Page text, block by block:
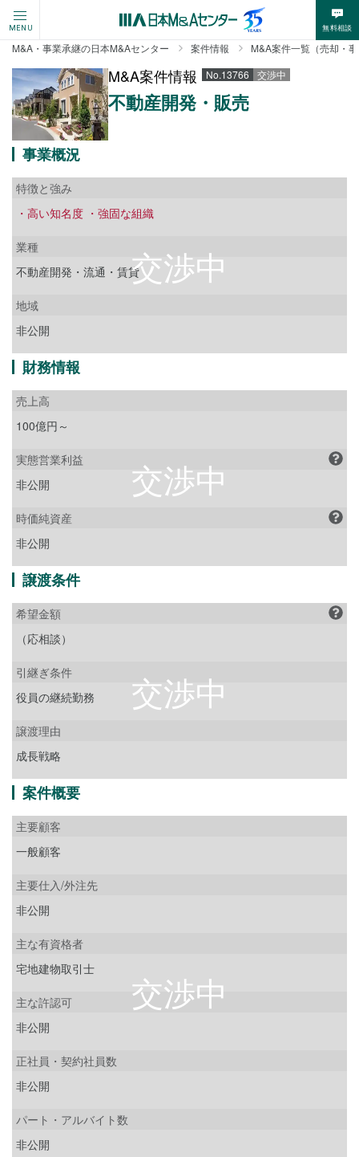
MENU 無料相談
M&A・事業承継の日本M&Aセンター 案件情報 M&A案件一覧（売却・
M&A案件情報 No.13766 交渉中
不動産開発・販売
事業概況
特徴と強み
・高い知名度 ・強固な組織
業種
不動産開発・流通・賃貸
地域
非公開
財務情報
売上高
100億円～
実態営業利益
非公開
時価純資産
非公開
譲渡条件
希望金額
（応相談）
引継ぎ条件
役員の継続勤務
譲渡理由
成長戦略
案件概要
主要顧客
一般顧客
主要仕入/外注先
非公開
主な有資格者
宅地建物取引士
主な許認可
非公開
正社員・契約社員数
非公開
パート・アルバイト数
非公開